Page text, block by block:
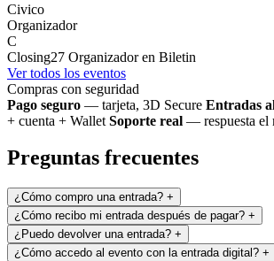
Civico
Organizador
C
Closing27 Organizador en Biletin
Ver todos los eventos
Compras con seguridad
Pago seguro — tarjeta, 3D Secure Entradas
+ cuenta + Wallet Soporte real — respuesta el
Preguntas frecuentes
¿Cómo compro una entrada? +
¿Cómo recibo mi entrada después de pagar? +
¿Puedo devolver una entrada? +
¿Cómo accedo al evento con la entrada digital? +